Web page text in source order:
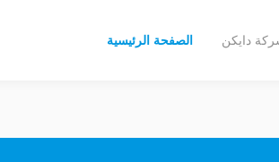
الصفحة الرئيسية دايكن